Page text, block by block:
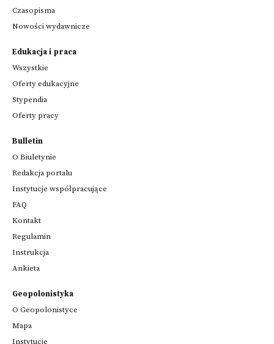
Czasopisma
Nowości wydawnicze
Edukacja i praca
Wszystkie
Oferty edukacyjne
Stypendia
Oferty pracy
Bulletin
O Biuletynie
Redakcja portalu
Instytucje współpracujące
FAQ
Kontakt
Regulamin
Instrukcja
Ankieta
Geopolonistyka
O Geopolonistyce
Mapa
Instytucje